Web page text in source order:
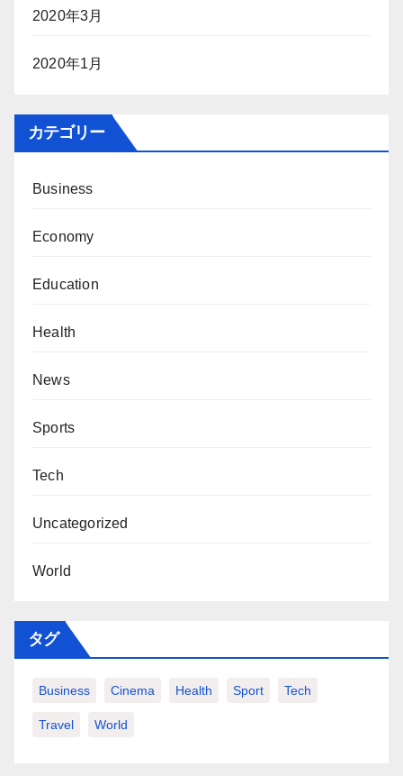
2020年3月
2020年1月
カテゴリー
Business
Economy
Education
Health
News
Sports
Tech
Uncategorized
World
タグ
Business Cinema Health Sport Tech
Travel World